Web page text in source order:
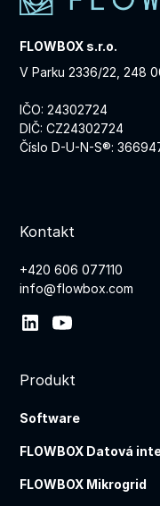
FLOWBOX s.r.o.
V Parku 2336/22, 248
IČO: 24302724
DIČ: CZ24302724
Číslo D-U-N-S®:
Kontakt
+420 606 077110
info@flowbox.com
Produkt
Software
FLOWBOX Datová
FLOWBOX Mikrogrid